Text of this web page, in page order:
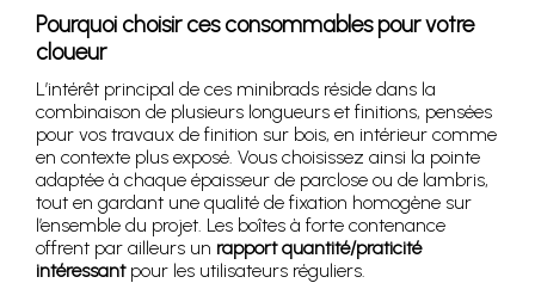
Pourquoi choisir ces consommables pour votre
cloueur
L’intérêt principal de ces minibrads réside dans la
combinaison de plusieurs longueurs et finitions, pensées
pour vos travaux de finition sur bois, en intérieur comme
en contexte plus exposé. Vous choisissez ainsi la pointe
adaptée à chaque épaisseur de parclose ou de lambris,
tout en gardant une qualité de fixation homogène sur
l’ensemble du projet. Les boîtes à forte contenance
offrent par ailleurs un rapport quantité/praticité
intéressantpour les utilisateurs réguliers.